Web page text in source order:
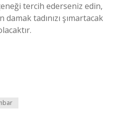
tercih ederseniz edin,
tadınızı şımartacak